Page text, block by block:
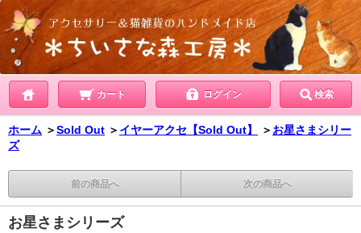
カート ログイン 検索
ホーム ＞Sold Out ＞ イヤーアクセ【Sold Out】 ＞ お星さまシリー
ズ
前の商品へ 次の商品へ
お星さまシリーズ